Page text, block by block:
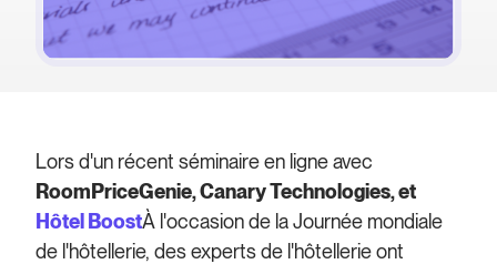
Lors d'un récent séminaire en ligne avec
RoomPriceGenie, Canary Technologies, et
Hôtel BoostÀ l'occasion de la Journée mondiale
de l'hôtellerie, des experts de l'hôtellerie ont